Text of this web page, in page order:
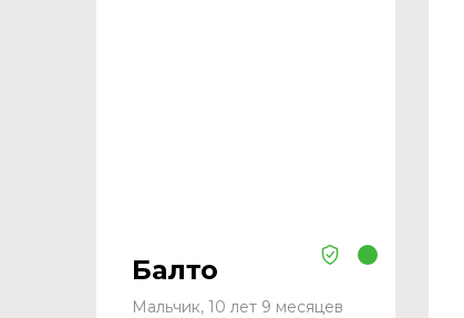
Балто
Мальчик, 10 лет 9 месяцев